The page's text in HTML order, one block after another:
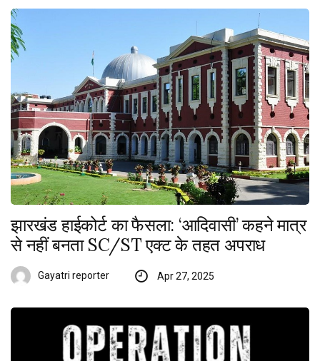
झारखंड हाईकोर्ट का फैसला: ‘आदिवासी’ कहने मात्र
से नहीं बनता SC/ST एक्ट के तहत अपराध
Gayatri reporter Apr 27, 2025